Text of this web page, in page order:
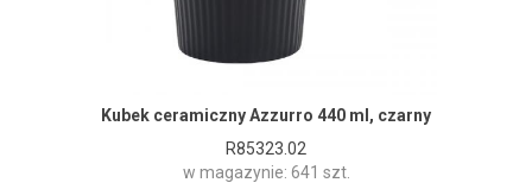
Kubek ceramiczny Azzurro 440 ml, czarny
R85323.02
w magazynie: 641 szt.